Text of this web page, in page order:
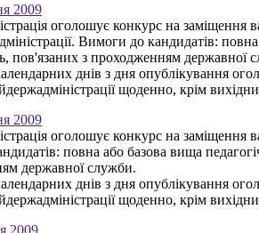
2009
оголошує конкурс на заміщення
Вимоги до кандидатів:
пов'язаних з проходженням державної
днів з дня опублікування
щоденно, крім
2009
оголошує конкурс на заміщення
повна або базова вища
державної служби.
днів з дня опублікування
щоденно, крім
2009